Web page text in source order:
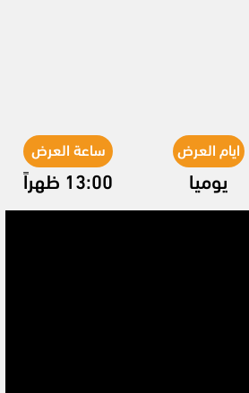
ايام العرض
يوميا
ساعة العرض
13:00 ظهراً